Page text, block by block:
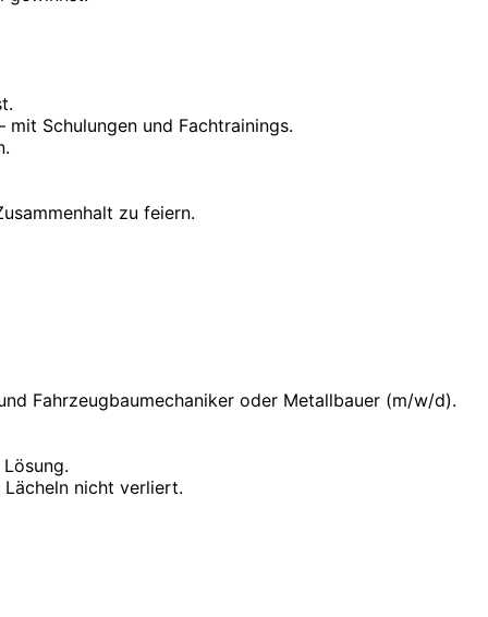
Schulungen und Fachtrainings.
zu feiern.
Fahrzeugbau­mechaniker oder Metallbauer (m/w/d).
nicht verliert.